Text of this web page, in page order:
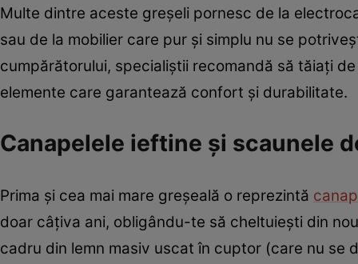
Multe dintre aceste greșeli pornesc de la
sau de la mobilier care pur și simplu nu se
cumpărătorului, specialiștii recomandă să tăiați
elemente care garantează confort și durabilitate.
Canapelele ieftine și scaunele
Prima și cea mai mare greșeală o reprezintă
doar câțiva ani, obligându-te să cheltuiești din
cadru din lemn masiv uscat în cuptor (care nu se